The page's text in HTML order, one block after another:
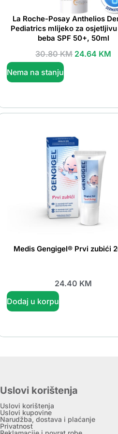
La Roche-Posay Anthelios
Pediatrics mlijeko za
beba SPF 50+, 50ml
30.80KM 24.64 KM
Nema na stanju
Medis Gengigel® Prvi zubići
24.40 KM
Dodaj u korpu
Uslovi korištenja
Uslovi korištenja
Uslovi kupovine
Narudžba, dostava i plaćanje
Privatnost